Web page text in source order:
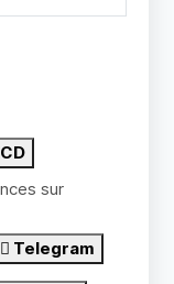
sur
Telegram